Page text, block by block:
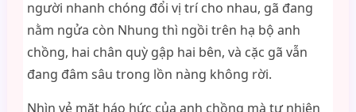
người nhanh chóng đổi vị trí cho nhau, gã đang
nằm ngửa còn Nhung thì ngồi trên hạ bộ anh
chồng, hai chân quỳ gập hai bên, và cặc gã vẫn
đang đâm sâu trong lồn nàng không rời.
Nhìn vẻ mặt háo hức của anh chồng mà tự nhiên